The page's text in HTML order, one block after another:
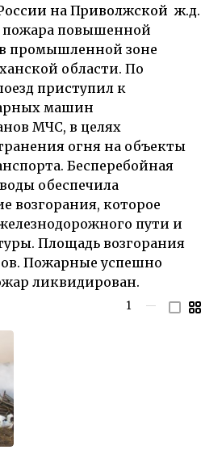
на Приволжской ж.д.
пожара повышенной
промышленной зоне
области. По
приступил к
машин
МЧС, в целях
огня на объекты
Бесперебойная
обеспечила
возгорания, которое
пути и
Площадь возгорания
Пожарные успешно
ликвидирован.
1 —